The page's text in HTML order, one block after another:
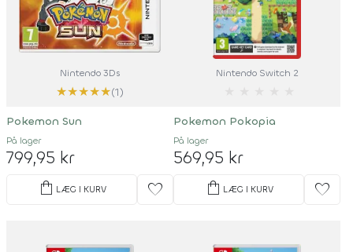
Nintendo 3Ds
★★★★★(1)
Pokemon Sun
På lager
799,95 kr
shopping_bag LÆG I KURV favorite
Nintendo Switch 2
Pokemon Pokopia
På lager
569,95 kr
shopping_bag LÆG I KURV favorite